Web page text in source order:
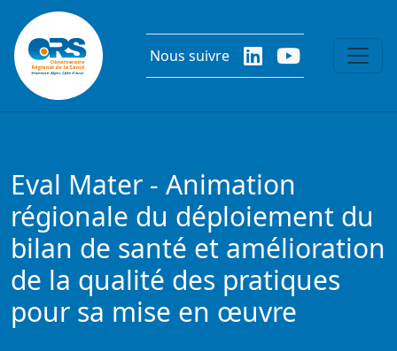
Aller au contenu principal
Nous suivre
Eval Mater - Animation
régionale du déploiement du
bilan de santé et amélioration
de la qualité des pratiques
pour sa mise en œuvre